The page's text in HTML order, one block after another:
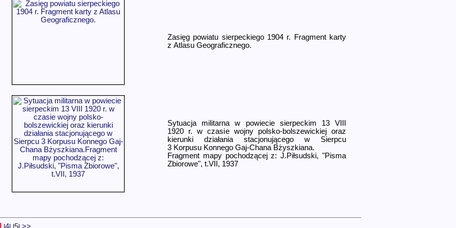
Zasięg powiatu sierpeckiego 1904 r. Fragment karty
z Atlasu Geograficzne­go.
Sytuacja militarna w powiecie sierpeckim 13 VIII
1920 r. w czasie wojny polsko-bolsze­wickiej oraz
kierunki działania stacjonującego w Sierpcu
3 Korpusu Konnego Gaj-Chana Bżyszkiana.
Fragment mapy pochodzącej z: J.Piłsudski, "Pisma
Zbiorowe", t.VII, 1937
4 5 >>